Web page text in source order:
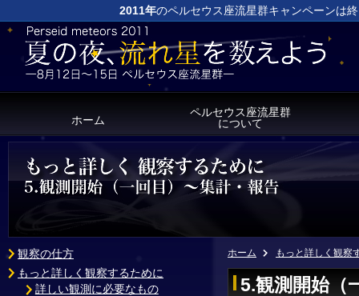
2011年のペルセウス座流星群キャンペーンは
ホーム
ペルセウス座流星群
について
観察の仕方
もっと詳しく観察するために
詳しい観測に必要なもの
ホーム もっと詳しく観察
5.観測開始（